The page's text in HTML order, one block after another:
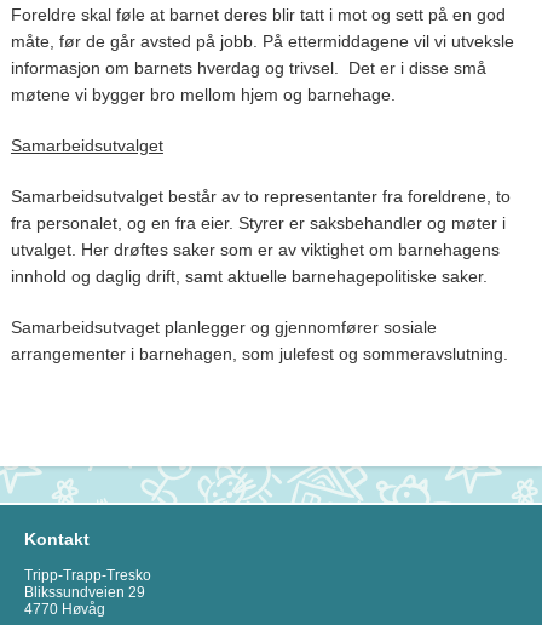
Foreldre skal føle at barnet deres blir tatt i mot og sett på en god
måte, før de går avsted på jobb. På ettermiddagene vil vi utveksle
informasjon om barnets hverdag og trivsel. Det er i disse små
møtene vi bygger bro mellom hjem og barnehage.
Samarbeidsutvalget
Samarbeidsutvalget består av to representanter fra foreldrene, to
fra personalet, og en fra eier. Styrer er saksbehandler og møter i
utvalget. Her drøftes saker som er av viktighet om barnehagens
innhold og daglig drift, samt aktuelle barnehagepolitiske saker.
Samarbeidsutvaget planlegger og gjennomfører sosiale
arrangementer i barnehagen, som julefest og sommeravslutning.
Kontakt
Tripp-Trapp-Tresko
Blikssundveien 29
4770 Høvåg